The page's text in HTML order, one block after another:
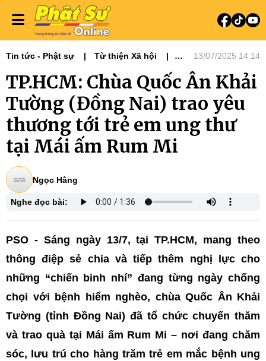
Tin tức - Phật sự
Từ thiện Xã hội
13/07/2025 14:14
TP.HCM: Chùa Quốc Ân Khải
Tường (Đồng Nai) trao yêu
thương tới trẻ em ung thư
tại Mái ấm Rum Mi
Ngọc Hằng
Nghe đọc bài:
PSO - Sáng ngày 13/7, tại TP.HCM, mang theo
thông điệp sẻ chia và tiếp thêm nghị lực cho
những “chiến binh nhí” đang từng ngày chống
chọi với bệnh hiểm nghèo, chùa Quốc Ân Khải
Tường (tỉnh Đồng Nai) đã tổ chức chuyến thăm
và trao quà tại Mái ấm Rum Mi – nơi đang chăm
sóc, lưu trú cho hàng trăm trẻ em mắc bệnh ung